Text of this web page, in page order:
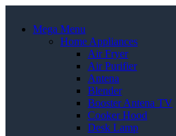
Mega Menu
Home Appliances
Air Fryer
Air Purifier
Antena
Blender
Booster Antena TV
Cooker Hood
Desk Lamp